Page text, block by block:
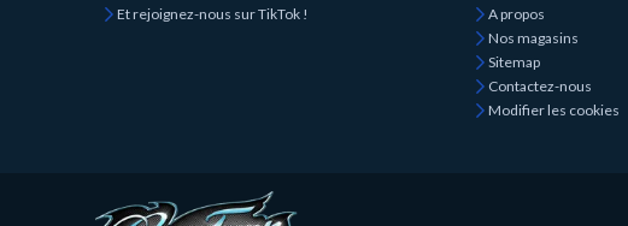
Et rejoignez-nous sur TikTok !
A propos
Nos magasins
Sitemap
Contactez-nous
Modifier les cookies